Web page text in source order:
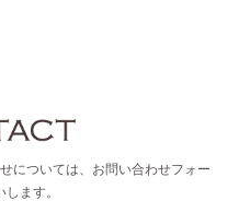
については、お問い合わせフォー
ます。